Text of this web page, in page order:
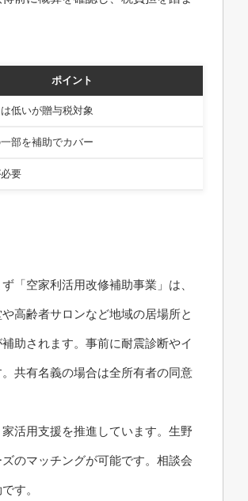
ポイント
低いが贈与税対象
部を補助でカバー
要
「空家利活用改修補助事業」は、
高齢者サロンなど地域の居場所と
助されます。事前に耐震診断やイ
共有名義の場合は全所有者の同意
活用支援を推進しています。生野
のマッチングが可能です。相談会
す。